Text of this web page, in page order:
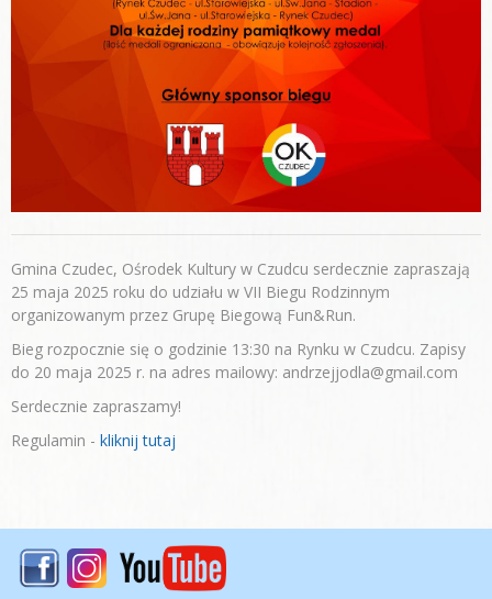
Gmina Czudec, Ośrodek Kultury w Czudcu serdecznie zapraszają
25 maja 2025 roku do udziału w VII Biegu Rodzinnym
organizowanym przez Grupę Biegową Fun&Run.
Bieg rozpocznie się o godzinie 13:30 na Rynku w Czudcu. Zapisy
do 20 maja 2025 r. na adres mailowy: andrzejjodla@gmail.com
Serdecznie zapraszamy!
Regulamin - kliknij tutaj